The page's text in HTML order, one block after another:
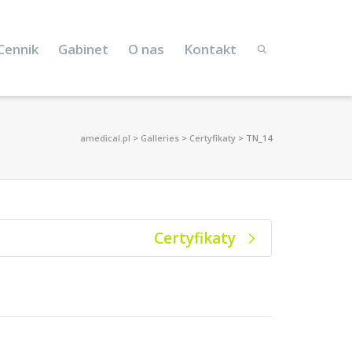
Gabinet O nas Kontakt
amedical.pl > Galleries > Certyfikaty > TN_14
Certyfikaty